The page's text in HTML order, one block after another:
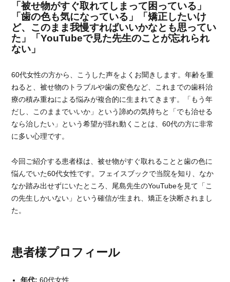
「被せ物がすぐ取れてしまって困っている」
「歯の色も気になっている」「矯正したいけ
ど、このまま我慢すればいいかなとも思ってい
た」「YouTubeで見た先生のことが忘れられ
ない」
60代女性の方から、こうした声をよくお聞きします。年齢を重
ねると、被せ物のトラブルや歯の変色など、これまでの歯科治
療の積み重ねによる悩みが複合的に生まれてきます。「もう年
だし、このままでいいか」という諦めの気持ちと「でも治せる
なら治したい」という希望が揺れ動くことは、60代の方に非常
に多い心理です。
今回ご紹介する患者様は、被せ物がすぐ取れることと歯の色に
悩んでいた60代女性です。フェイスブックで当院を知り、なか
なか踏み出せずにいたところ、尾島先生のYouTubeを見て「こ
の先生しかいない」という確信が生まれ、矯正を決断されまし
た。
患者様プロフィール
年代: 60代女性